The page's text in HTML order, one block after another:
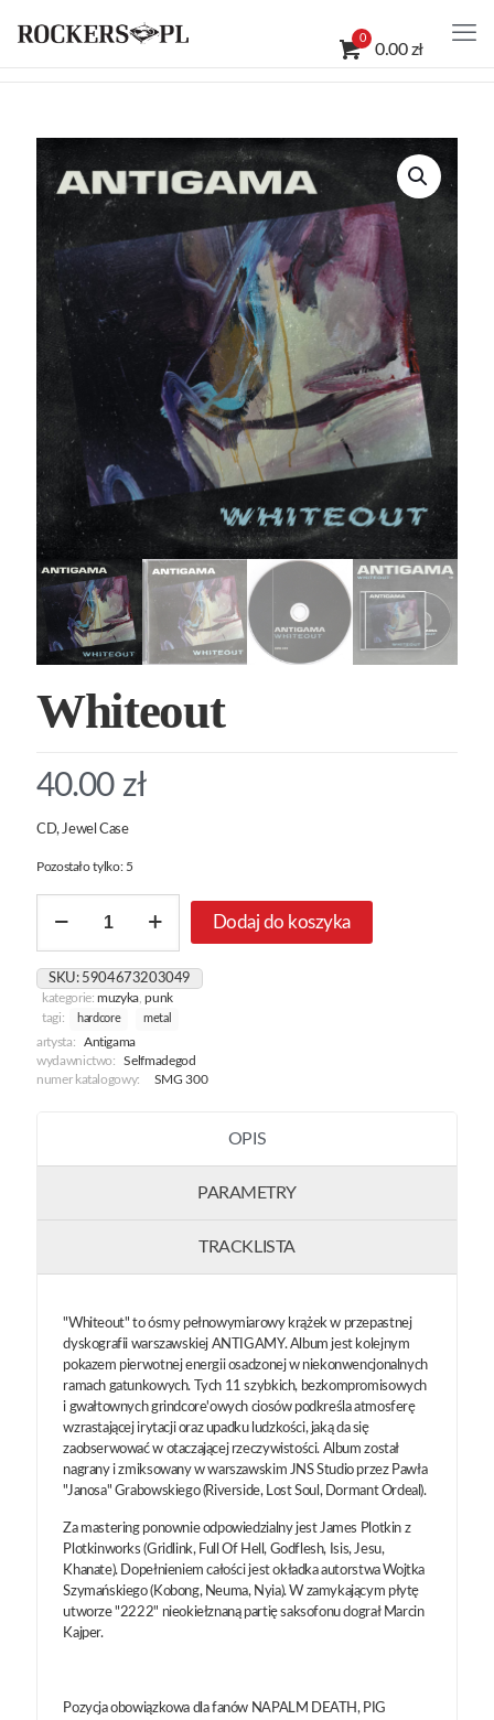
0
0.00 zł
Whiteout
40.00 zł
CD, Jewel Case
Pozostało tylko: 5
Whiteout
Dodaj do koszyka
SKU: 5904673203049
kategorie:muzyka ,punk
tagi:
hardcore metal
artysta:
Antigama
wydawnictwo:
Selfmadegod
numer katalogowy:
SMG 300
OPIS
PARAMETRY
TRACKLISTA
"Whiteout" to ósmy pełnowymiarowy krążek w przepastnej
dyskografii warszawskiej ANTIGAMY. Album jest kolejnym
pokazem pierwotnej energii osadzonej w niekonwencjonalnych
ramach gatunkowych. Tych 11 szybkich, bezkompromisowych
i gwałtownych grindcore'owych ciosów podkreśla atmosferę
wzrastającej irytacji oraz upadku ludzkości, jaką da się
zaobserwować w otaczającej rzeczywistości. Album został
nagrany i zmiksowany w warszawskim JNS Studio przez Pawła
"Janosa" Grabowskiego (Riverside, Lost Soul, Dormant Ordeal).
Za mastering ponownie odpowiedzialny jest James Plotkin z
Plotkinworks (Gridlink, Full Of Hell, Godflesh, Isis, Jesu,
Khanate). Dopełnieniem całości jest okładka autorstwa Wojtka
Szymańskiego (Kobong, Neuma, Nyia). W zamykającym płytę
utworze "2222" nieokiełznaną partię saksofonu dograł Marcin
Kajper.
Pozycja obowiązkowa dla fanów NAPALM DEATH, PIG